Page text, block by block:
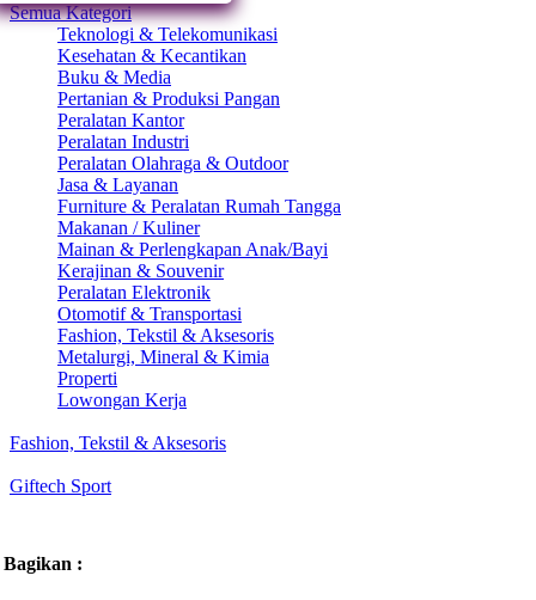
Semua Kategori
Teknologi & Telekomunikasi
Kesehatan & Kecantikan
Buku & Media
Pertanian & Produksi Pangan
Peralatan Kantor
Peralatan Industri
Peralatan Olahraga & Outdoor
Jasa & Layanan
Furniture & Peralatan Rumah Tangga
Makanan / Kuliner
Mainan & Perlengkapan Anak/Bayi
Kerajinan & Souvenir
Peralatan Elektronik
Otomotif & Transportasi
Fashion, Tekstil & Aksesoris
Metalurgi, Mineral & Kimia
Properti
Lowongan Kerja
Fashion, Tekstil & Aksesoris
Giftech Sport
Bagikan :